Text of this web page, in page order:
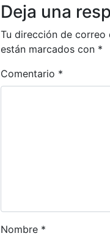
Deja una
Tu dirección de correo
están marcados con *
Comentario *
Nombre *